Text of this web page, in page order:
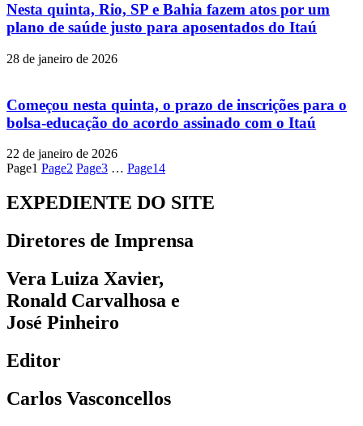
Nesta quinta, Rio, SP e Bahia fazem atos por um
plano de saúde justo para aposentados do Itaú
28 de janeiro de 2026
Começou nesta quinta, o prazo de inscrições para o
bolsa-educação do acordo assinado com o Itaú
22 de janeiro de 2026
Page1 Page2 Page3 … Page14
EXPEDIENTE DO SITE
Diretores de Imprensa
Vera Luiza Xavier,
Ronald Carvalhosa e
José Pinheiro
Editor
Carlos Vasconcellos